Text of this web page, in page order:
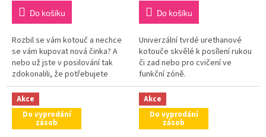
Do košíku
Rozbil se vám kotouč a nechce
se vám kupovat nová činka? A
nebo už jste v posilování tak
zdokonalili, že potřebujete
těžší váhu? Nezoufejte,
náhradní pogumované kotouče
vám...
Do košíku
Univerzální tvrdé urethanové
kotouče skvělé k posílení rukou
či zad nebo pro cvičení ve
funkční zóně.
Akce
Do vyprodání
zásob
Akce
Do vyprodání
zásob